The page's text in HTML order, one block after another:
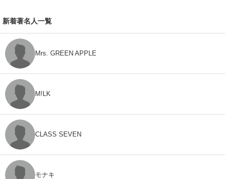
新着著名人一覧
Mrs. GREEN APPLE
M!LK
CLASS SEVEN
モナキ